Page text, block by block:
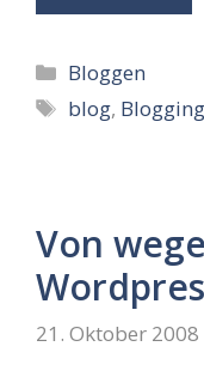
Kategorien
Bloggen
Schlagwörter
blog, Blogging
Von
21. Oktober 2008